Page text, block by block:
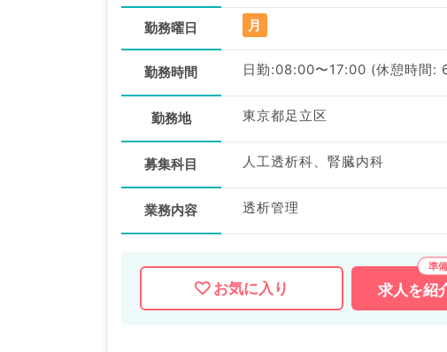
勤務曜日 月
勤務時間 日勤:08:00〜17:00 (休憩時間:
勤務地 東京都足立区
募集科目 人工透析科、腎臓内科
業務内容 透析管理
お気に入り 求人を紹